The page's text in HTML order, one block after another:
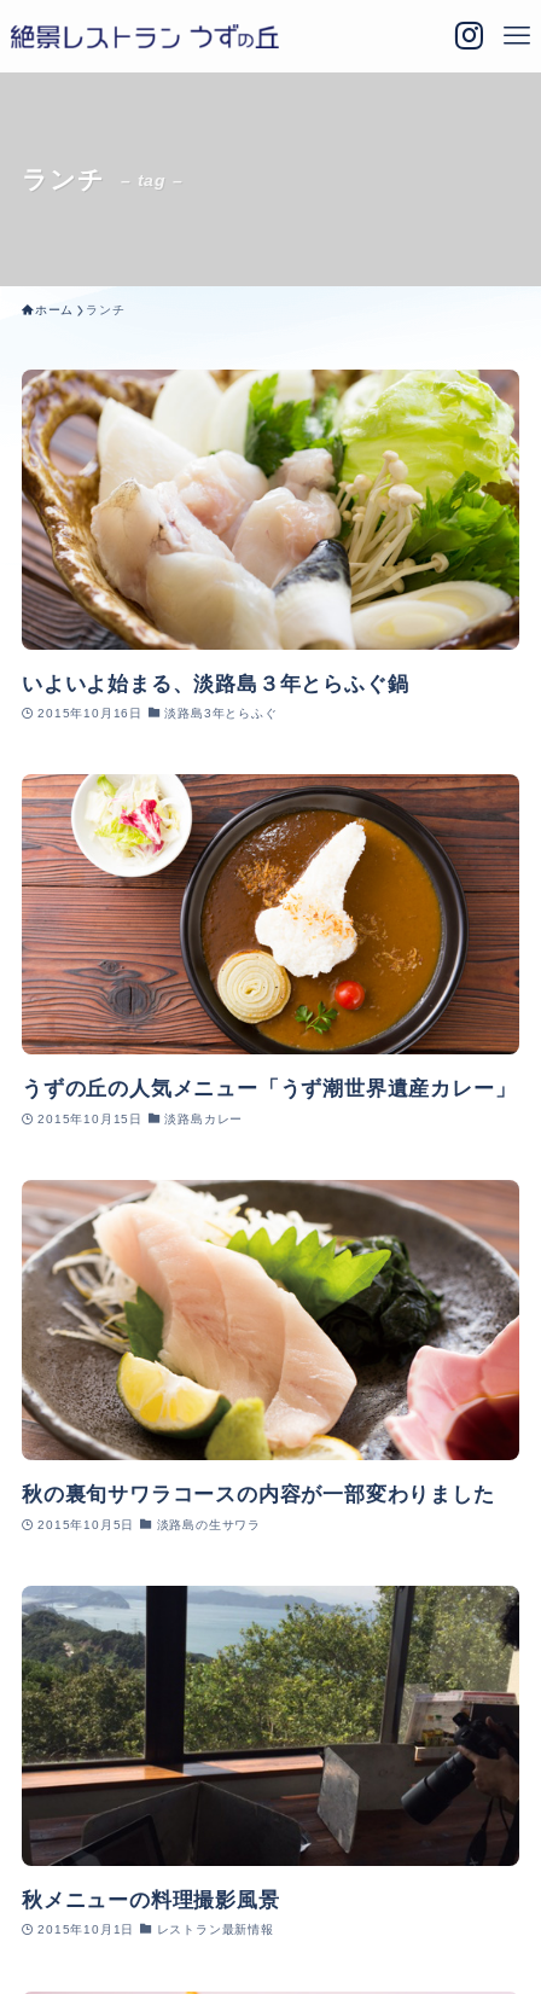
ランチ – tag –
ホーム ランチ
いよいよ始まる、淡路島３年とらふぐ鍋
2015年10月16日 淡路島3年とらふぐ
うずの丘の人気メニュー「うず潮世界遺産カレー」
2015年10月15日 淡路島カレー
秋の裏旬サワラコースの内容が一部変わりました
2015年10月5日 淡路島の生サワラ
秋メニューの料理撮影風景
2015年10月1日 レストラン最新情報